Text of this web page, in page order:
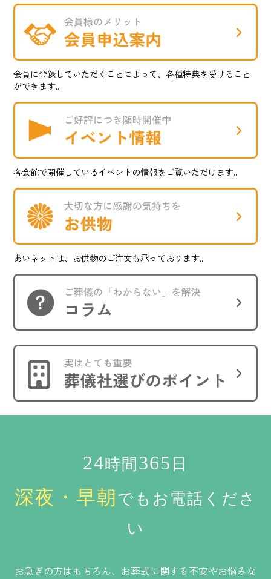
会員に登録していただくことによって、各種特典を受けること
ができます。
各会館で開催しているイベントの情報をご覧いただけます。
あいネットは、お供物のご注文も承っております。
24時間 365 日
深夜・早朝でもお電話くださ
い
お急ぎの方はもちろん、お葬式に関する不安やお悩みな